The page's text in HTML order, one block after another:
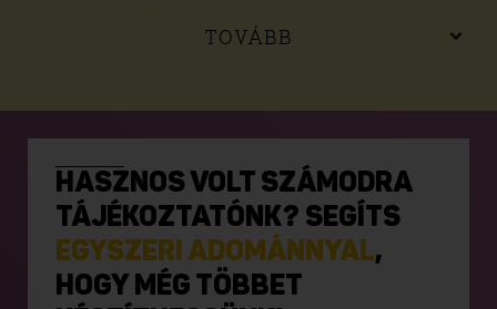
TOVÁBB
HASZNOS VOLT SZÁMODRA
TÁJÉKOZTATÓNK? SEGÍTS
EGYSZERI ADOMÁNNYAL,
HOGY MÉG TÖBBET